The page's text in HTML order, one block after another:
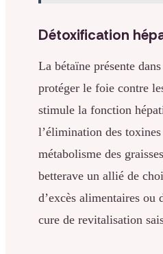
Détoxification
La bétaïne présente
protéger le foie contre
stimule la fonction
l’élimination des
métabolisme des
betterave un allié de
d’excès alimentaires ou
cure de revitalisation